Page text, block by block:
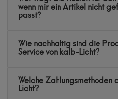
wenn mir ein Artikel nicht
passt?
Wie nachhaltig sind die
Service von kalb-Licht?
Welche Zahlungsmethoden
Licht?